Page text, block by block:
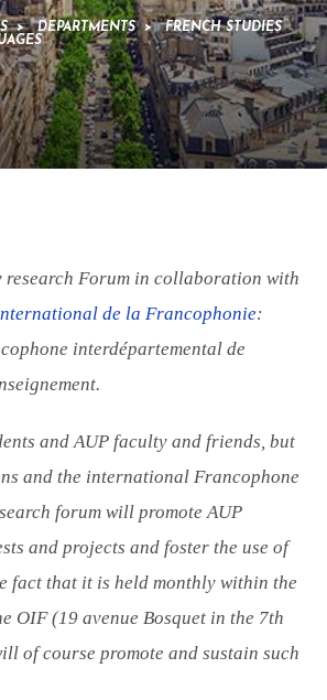
> DEPARTMENTS >
FRENCH STUDIES
research Forum in collaboration with
de la Francophonie:
interdépartemental de
and AUP faculty and friends, but
and the international Francophone
forum will promote AUP
and projects and foster the use of
fact that it is held monthly within the
OIF (19 avenue Bosquet in the 7th
of course promote and sustain such